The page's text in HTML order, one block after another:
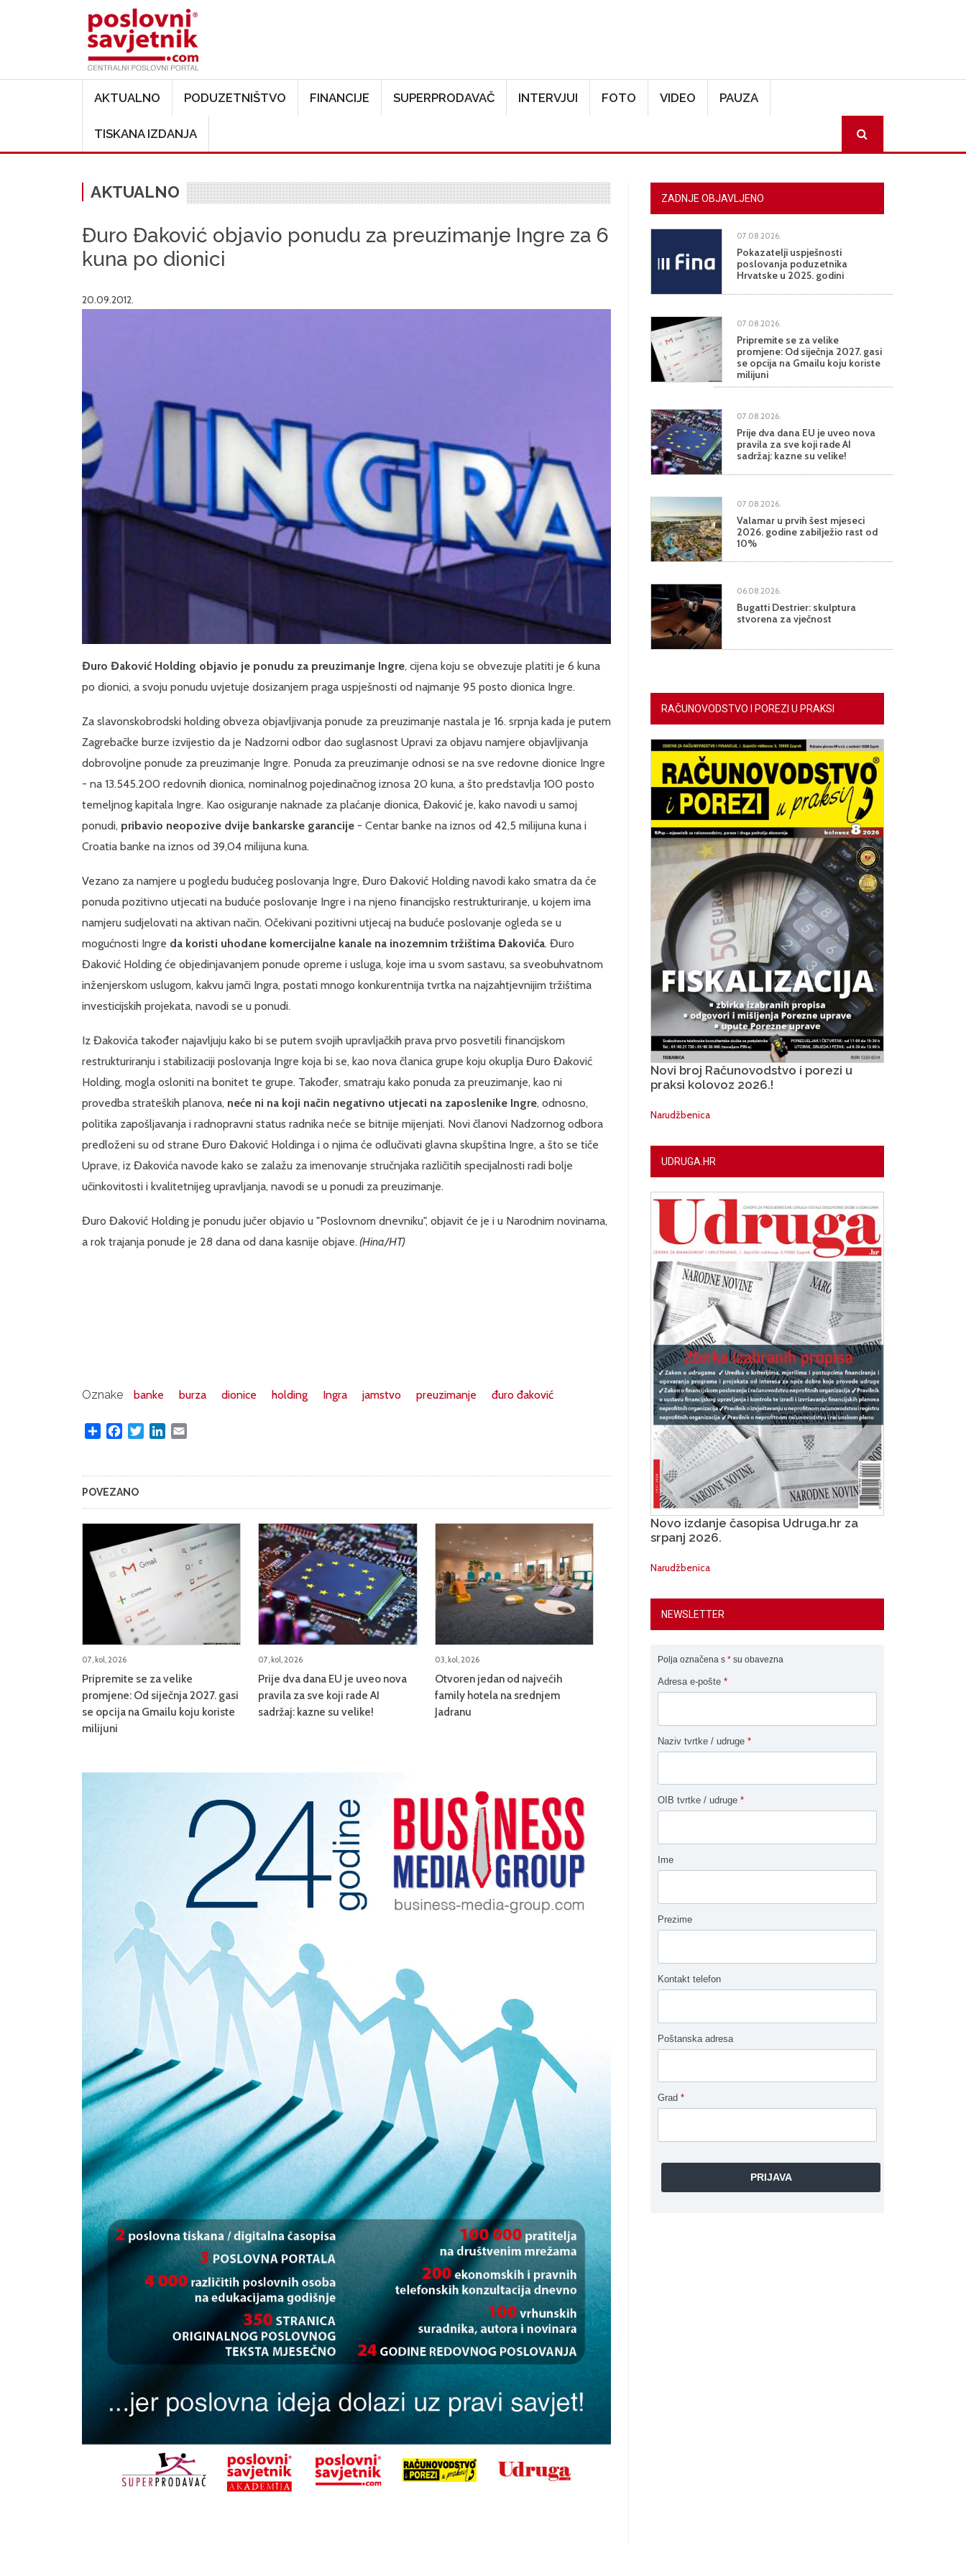
AKTUALNO PODUZETNIŠTVO FINANCIJE SUPERPRODAVAČ INTERVJUI FOTO VIDEO PAUZA
TISKANA IZDANJA
AKTUALNO
Đuro Đaković objavio ponudu za preuzimanje Ingre za 6
kuna po dionici
20.09.2012.
Đuro Đaković Holding objavio je ponudu za preuzimanje Ingre, cijena koju se obvezuje platiti je 6 kuna
po dionici, a svoju ponudu uvjetuje dosizanjem praga uspješnosti od najmanje 95 posto dionica Ingre.
Za slavonskobrodski holding obveza objavljivanja ponude za preuzimanje nastala je 16. srpnja kada je putem
Zagrebačke burze izvijestio da je Nadzorni odbor dao suglasnost Upravi za objavu namjere objavljivanja
dobrovoljne ponude za preuzimanje Ingre. Ponuda za preuzimanje odnosi se na sve redovne dionice Ingre
- na 13.545.200 redovnih dionica, nominalnog pojedinačnog iznosa 20 kuna, a što predstavlja 100 posto
temeljnog kapitala Ingre. Kao osiguranje naknade za plaćanje dionica, Đaković je, kako navodi u samoj
ponudi, pribavio neopozive dvije bankarske garancije - Centar banke na iznos od 42,5 milijuna kuna i
Croatia banke na iznos od 39,04 milijuna kuna.
Vezano za namjere u pogledu budućeg poslovanja Ingre, Đuro Đaković Holding navodi kako smatra da će
ponuda pozitivno utjecati na buduće poslovanje Ingre i na njeno financijsko restrukturiranje, u kojem ima
namjeru sudjelovati na aktivan način. Očekivani pozitivni utjecaj na buduće poslovanje ogleda se u
mogućnosti Ingre da koristi uhodane komercijalne kanale na inozemnim tržištima Đakovića. Đuro
Đaković Holding će objedinjavanjem ponude opreme i usluga, koje ima u svom sastavu, sa sveobuhvatnom
inženjerskom uslugom, kakvu jamči Ingra, postati mnogo konkurentnija tvrtka na najzahtjevnijim tržištima
investicijskih projekata, navodi se u ponudi.
Iz Đakovića također najavljuju kako bi se putem svojih upravljačkih prava prvo posvetili financijskom
restrukturiranju i stabilizaciji poslovanja Ingre koja bi se, kao nova članica grupe koju okuplja Đuro Đaković
Holding, mogla osloniti na bonitet te grupe. Također, smatraju kako ponuda za preuzimanje, kao ni
provedba strateških planova, neće ni na koji način negativno utjecati na zaposlenike Ingre, odnosno,
politika zapošljavanja i radnopravni status radnika neće se bitnije mijenjati. Novi članovi Nadzornog odbora
predloženi su od strane Đuro Đaković Holdinga i o njima će odlučivati glavna skupština Ingre, a što se tiče
Uprave, iz Đakovića navode kako se zalažu za imenovanje stručnjaka različitih specijalnosti radi bolje
učinkovitosti i kvalitetnijeg upravljanja, navodi se u ponudi za preuzimanje.
Đuro Đaković Holding je ponudu jučer objavio u "Poslovnom dnevniku", objavit će je i u Narodnim novinama,
a rok trajanja ponude je 28 dana od dana kasnije objave. (Hina/HT)
Oznake banke burza dionice holding Ingra jamstvo preuzimanje đuro đaković
Share FacebookTwitterLinkedIn
POVEZANO
07, kol, 2026
Pripremite se za velike
promjene: Od siječnja 2027. gasi
se opcija na Gmailu koju koriste
milijuni
07, kol, 2026
Prije dva dana EU je uveo nova
pravila za sve koji rade AI
sadržaj: kazne su velike!
03, kol, 2026
Otvoren jedan od najvećih
family hotela na srednjem
Jadranu
ZADNJE OBJAVLJENO
07.08.2026.
Pokazatelji uspješnosti
poslovanja poduzetnika
Hrvatske u 2025. godini
07.08.2026.
Pripremite se za velike
promjene: Od siječnja 2027. gasi
se opcija na Gmailu koju koriste
milijuni
07.08.2026.
Prije dva dana EU je uveo nova
pravila za sve koji rade AI
sadržaj: kazne su velike!
07.08.2026.
Valamar u prvih šest mjeseci
2026. godine zabilježio rast od
10%
06.08.2026.
Bugatti Destrier: skulptura
stvorena za vječnost
RAČUNOVODSTVO I POREZI U PRAKSI
Novi broj Računovodstvo i porezi u
praksi kolovoz 2026.!
Narudžbenica
UDRUGA.HR
Novo izdanje časopisa Udruga.hr za
srpanj 2026.
Narudžbenica
NEWSLETTER
Polja označena s * su obavezna
Adresa e-pošte *
Naziv tvrtke / udruge *
OIB tvrtke / udruge *
Ime
Prezime
Kontakt telefon
Poštanska adresa
Grad *